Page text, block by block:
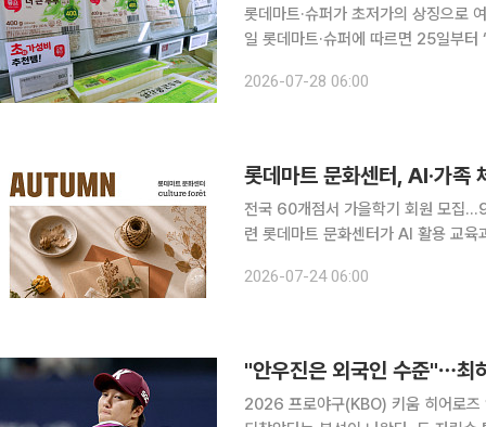
롯데마트·슈퍼가 초저가의 상징으로
일 롯데마트·슈퍼에 따르면 25일부
(300g)’와 오늘좋은 콩나물(300g)’
2026-07-28 06:00
롯데마트 문화센터, AI·가족
전국 60개점서 가을학기 회원 모집
련 롯데마트 문화센터가 AI 활용 교육과 추석 음식 만들기 등 가을학기 강좌를 선보인다. 롯데마트
월부터 운영한다. 어린이집 하원 시간
2026-07-24 06:00
"안우진은 외국인 수준"⋯최
2026 프로야구(KBO) 키움 히어로즈